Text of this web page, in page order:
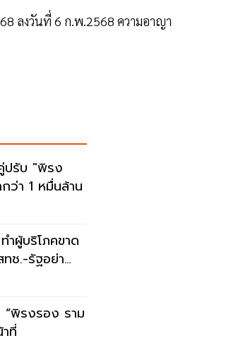
ลงวันที่ 6 ก.พ.2568 ความอาญา
ปรับ "พิรง
ว่า 1 หมื่นล้าน
ผู้บริโภคขาด
ช.-รัฐอย่า
พิรงรอง ราม
ที่